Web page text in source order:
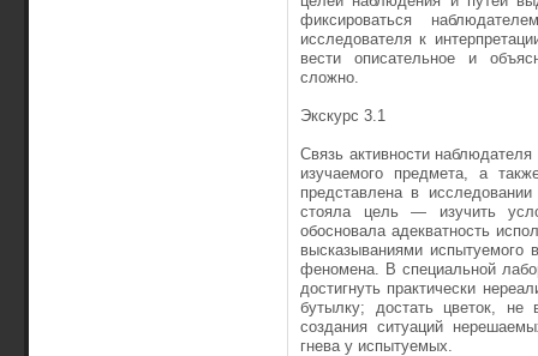
фиксироваться
исследователя к
вести описательное и
сложно.
Экскурс 3.1
Связь активности
изучаемого предмета, а
представлена в
стояла цель — изу­чить
обосновала адекватность
высказываниями испытуемого
феномена. В специальной
достигнуть практичес­ки
бу­тылку; достать цветок, не
создания ситуаций
гнева у испытуемых.